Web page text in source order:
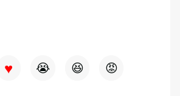
♥ 😭 😆 😡